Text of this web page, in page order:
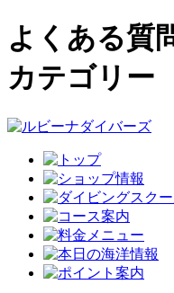
よくある質
カテゴリー